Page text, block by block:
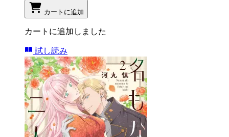
カートに追加
カートに追加しました
試し読み